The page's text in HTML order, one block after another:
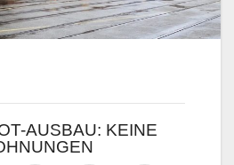
AUSBAU: KEINE